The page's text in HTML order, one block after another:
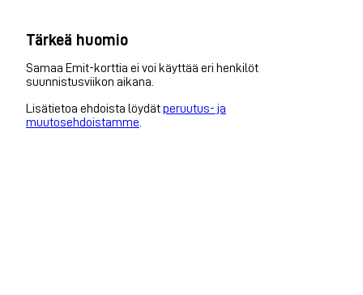
Tärkeä huomio
Samaa Emit-korttia ei voi käyttää eri henkilöt
suunnistusviikon aikana.
Lisätietoa ehdoista löydätperuutus- ja
muutosehdoistamme